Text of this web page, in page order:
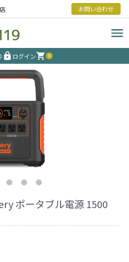
お問い合わせ
ログイン 0
ポータブル電源 1500